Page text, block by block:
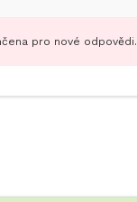
pro nové odpovědi.